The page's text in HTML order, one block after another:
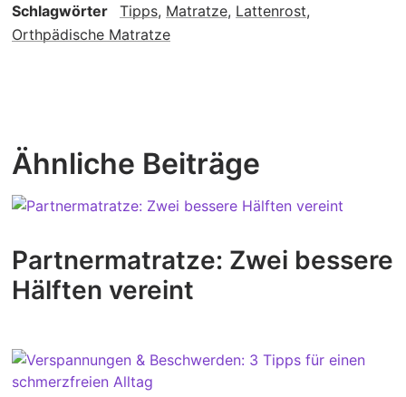
Schlagwörter Tipps, Matratze, Lattenrost,
Orthpädische Matratze
Ähnliche Beiträge
Partnermatratze: Zwei bessere
Hälften vereint